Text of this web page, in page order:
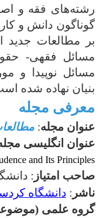
رشته‌های فقه و
گوناگون دانش و
بر مطالعات
مسائل فقهی-
مسائل نوپیدا و
بنیان نهاده شده
معرفی مجله
عنوان مجله:
عنوان انگلیسی
and Its Principles
صاحب امتیاز :
ناشر : دانشگاه
گروه علمی